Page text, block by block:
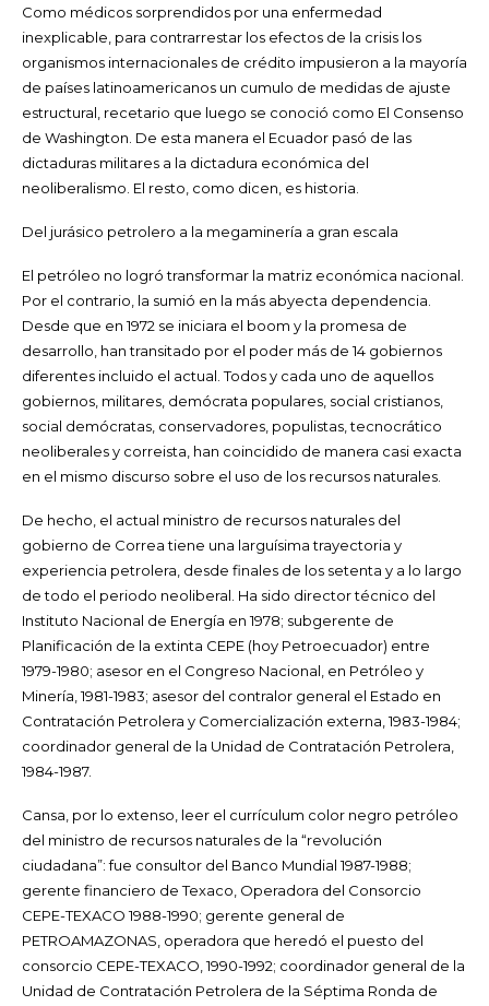
Como médicos sorprendidos por una enfermedad
inexplicable, para contrarrestar los efectos de la crisis los
organismos internacionales de crédito impusieron a la mayoría
de países latinoamericanos un cumulo de medidas de ajuste
estructural, recetario que luego se conoció como El Consenso
de Washington. De esta manera el Ecuador pasó de las
dictaduras militares a la dictadura económica del
neoliberalismo. El resto, como dicen, es historia.
Del jurásico petrolero a la megaminería a gran escala
El petróleo no logró transformar la matriz económica nacional.
Por el contrario, la sumió en la más abyecta dependencia.
Desde que en 1972 se iniciara el boom y la promesa de
desarrollo, han transitado por el poder más de 14 gobiernos
diferentes incluido el actual. Todos y cada uno de aquellos
gobiernos, militares, demócrata populares, social cristianos,
social demócratas, conservadores, populistas, tecnocrático
neoliberales y correista, han coincidido de manera casi exacta
en el mismo discurso sobre el uso de los recursos naturales.
De hecho, el actual ministro de recursos naturales del
gobierno de Correa tiene una larguísima trayectoria y
experiencia petrolera, desde finales de los setenta y a lo largo
de todo el periodo neoliberal. Ha sido director técnico del
Instituto Nacional de Energía en 1978; subgerente de
Planificación de la extinta CEPE (hoy Petroecuador) entre
1979-1980; asesor en el Congreso Nacional, en Petróleo y
Minería, 1981-1983; asesor del contralor general el Estado en
Contratación Petrolera y Comercialización externa, 1983-1984;
coordinador general de la Unidad de Contratación Petrolera,
1984-1987.
Cansa, por lo extenso, leer el currículum color negro petróleo
del ministro de recursos naturales de la “revolución
ciudadana”: fue consultor del Banco Mundial 1987-1988;
gerente financiero de Texaco, Operadora del Consorcio
CEPE-TEXACO 1988-1990; gerente general de
PETROAMAZONAS, operadora que heredó el puesto del
consorcio CEPE-TEXACO, 1990-1992; coordinador general de la
Unidad de Contratación Petrolera de la Séptima Ronda de